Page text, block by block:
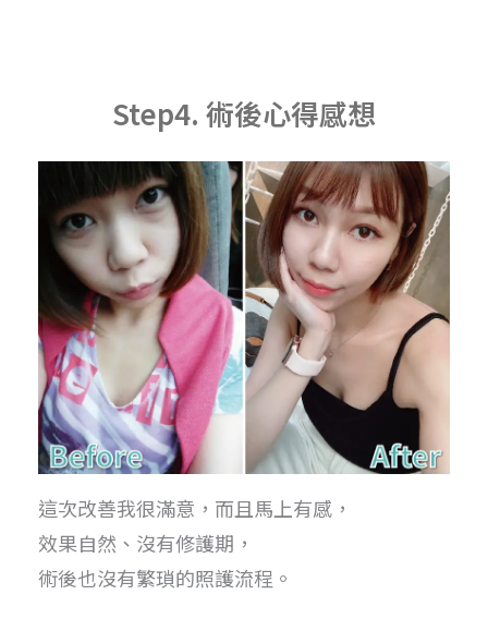
Step4. 術後心得感想
這次改善我很滿意，而且馬上有感，
效果自然、沒有修護期，
術後也沒有繁瑣的照護流程。